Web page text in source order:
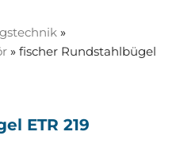
»
» fischer Rundstahlbügel
ETR 219